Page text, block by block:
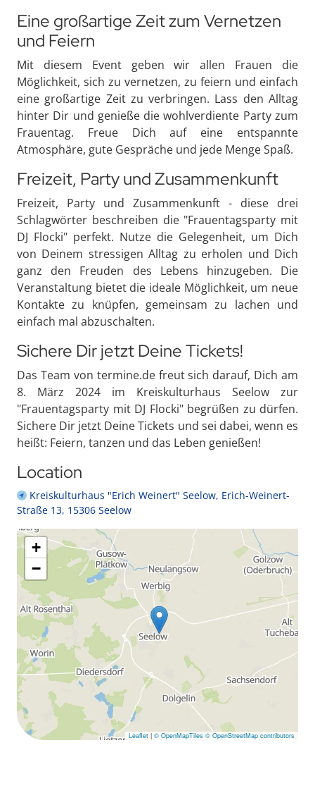
Eine großartige Zeit zum Vernetzen
und Feiern
Mit diesem Event geben wir allen Frauen die
Möglichkeit, sich zu vernetzen, zu feiern und einfach
eine großartige Zeit zu verbringen. Lass den Alltag
hinter Dir und genieße die wohlverdiente Party zum
Frauentag. Freue Dich auf eine entspannte
Atmosphäre, gute Gespräche und jede Menge Spaß.
Freizeit, Party und Zusammenkunft
Freizeit, Party und Zusammenkunft - diese drei
Schlagwörter beschreiben die "Frauentagsparty mit
DJ Flocki" perfekt. Nutze die Gelegenheit, um Dich
von Deinem stressigen Alltag zu erholen und Dich
ganz den Freuden des Lebens hinzugeben. Die
Veranstaltung bietet die ideale Möglichkeit, um neue
Kontakte zu knüpfen, gemeinsam zu lachen und
einfach mal abzuschalten.
Sichere Dir jetzt Deine Tickets!
Das Team von termine.de freut sich darauf, Dich am
8. März 2024 im Kreiskulturhaus Seelow zur
"Frauentagsparty mit DJ Flocki" begrüßen zu dürfen.
Sichere Dir jetzt Deine Tickets und sei dabei, wenn es
heißt: Feiern, tanzen und das Leben genießen!
Location
Kreiskulturhaus "Erich Weinert" Seelow, Erich-Weinert-
Straße 13, 15306 Seelow
+
−
Leaflet | © OpenMapTiles © OpenStreetMap contributors